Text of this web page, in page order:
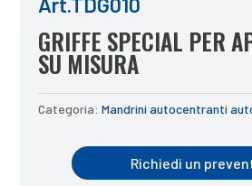
GRIFFE SPECIAL PER
SU MISURA
Categoria:Mandrini autocentranti
Richiedi un